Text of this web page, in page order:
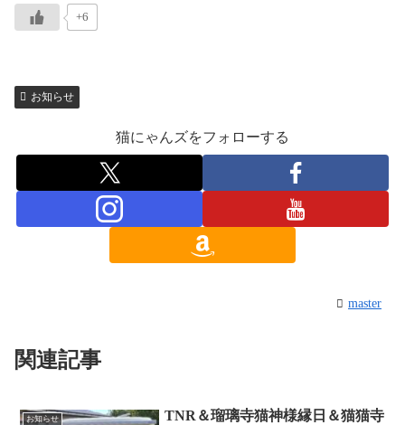
+6
お知らせ
猫にゃんズをフォローする
master
関連記事
お知らせ
TNR＆瑠璃寺猫神様縁日＆猫猫寺